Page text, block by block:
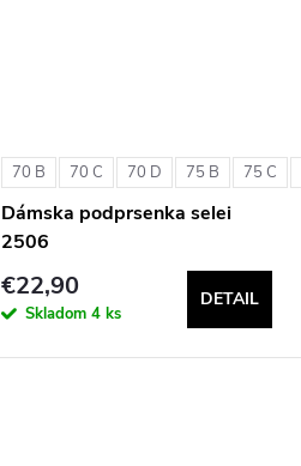
70 B 70 C 70 D 75 B 75 C
Dámska podprsenka selei
2506
€22,90
Skladom4 ks
DETAIL